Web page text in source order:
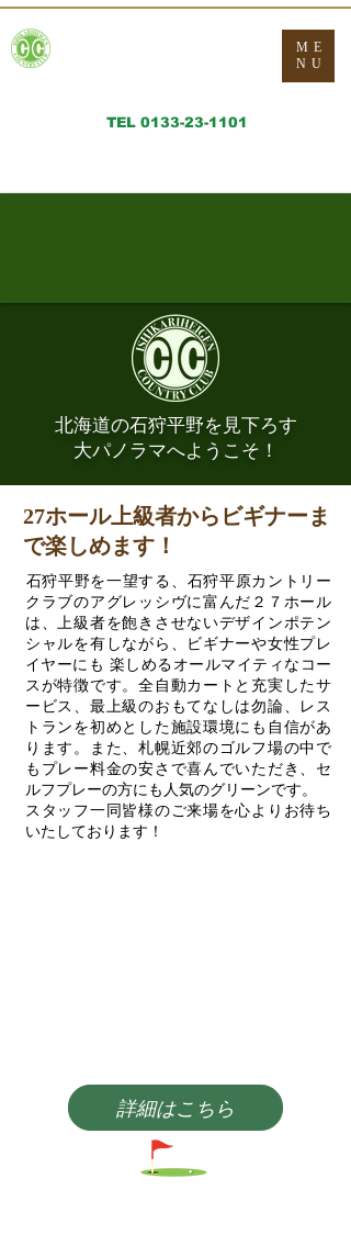
ME
NU
TEL 0133-23-1101
北海道の石狩平野を見下ろす
大パノラマへようこそ！
27ホール上級者からビギナーま
で楽しめます！
​石狩平野を一望する、石狩平原カントリー
クラブのアグレッシヴに富んだ２７ホール
は、上級者を飽きさせないデザインポテン
シャルを有しながら、ビギナーや女性プレ
イヤーにも 楽しめるオールマイティなコー
スが特徴です。全自動カートと充実したサ
ービス、最上級のおもてなしは勿論、レス
トランを初めとした施設環境にも自信があ
ります。また、札幌近郊のゴルフ場の中で
もプレー料金の安さで喜んでいただき、セ
ルフプレーの方にも人気のグリーンです。
スタッフ一同皆様のご来場を心よりお待ち
いたしております！
詳細はこちら